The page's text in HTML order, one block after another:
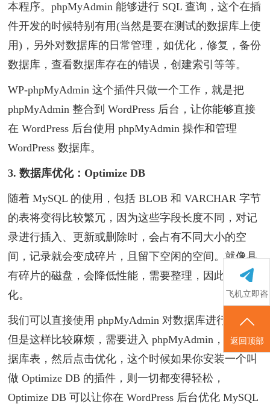
飞机立即咨
询
返回顶部
本程序。phpMyAdmin 能够进行 SQL 查询，这个在插
件开发的时候特别有用(当然是要在测试的数据库上使
用)，另外对数据库的日常管理，如优化，修复，备份
数据库，查看数据库存在的错误，创建索引等等。
WP-phpMyAdmin 这个插件只做一个工作，就是把
phpMyAdmin 整合到 WordPress 后台，让你能够直接
在 WordPress 后台使用 phpMyAdmin 操作和管理
WordPress 数据库。
3. 数据库优化：Optimize DB
随着 MySQL 的使用，包括 BLOB 和 VARCHAR 字节
的表将变得比较繁冗，因为这些字段长度不同，对记
录进行插入、更新或删除时，会占有不同大小的空
间，记录就会变成碎片，且留下空闲的空间。就像具
有碎片的磁盘，会降低性能，需要整理，因此要优
化。
我们可以直接使用 phpMyAdmin 对数据库进行优化，
但是这样比较麻烦，需要进入 phpMyAdmin，选择数
据库表，然后点击优化，这个时候如果你安装一个叫
做 Optimize DB 的插件，则一切都变得轻松，
Optimize DB 可以让你在 WordPress 后台优化 MySQL